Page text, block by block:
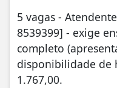
5 vagas -
8539399] - exige
completo
disponibilidade de
1.767,00.